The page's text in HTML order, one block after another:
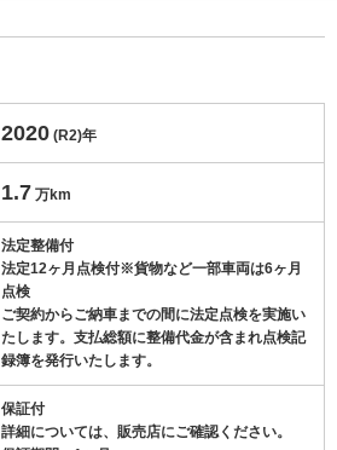
2020 (R2)年
1.7 万km
法定整備付
法定12ヶ月点検付※貨物など一部車両は6ヶ月
点検
ご契約からご納車までの間に法定点検を実施い
たします。支払総額に整備代金が含まれ点検記
録簿を発行いたします。
保証付
詳細については、販売店にご確認ください。